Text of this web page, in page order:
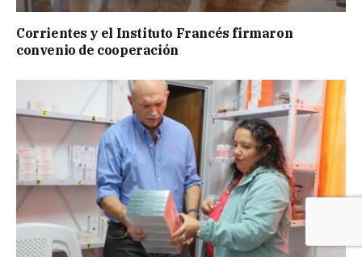
Corrientes y el Instituto Francés firmaron
convenio de cooperación